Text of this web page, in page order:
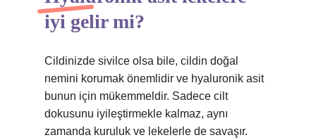
iyi gelir mi?
Cildinizde sivilce olsa bile, cildin doğal
nemini korumak önemlidir ve hyaluronik asit
bunun için mükemmeldir. Sadece cilt
dokusunu iyileştirmekle kalmaz, aynı
zamanda kuruluk ve lekelerle de savaşır.